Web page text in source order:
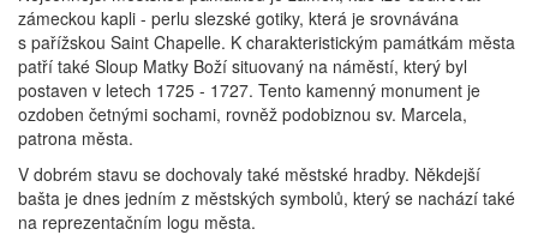
zámeckou kapli - perlu slezské gotiky, která je srovnávána
s pařížskou Saint Chapelle. K charakteristickým památkám města
patří také Sloup Matky Boží situovaný na náměstí, který byl
postaven v letech 1725 - 1727. Tento kamenný monument je
ozdoben četnými sochami, rovněž podobiznou sv. Marcela,
patrona města.
V dobrém stavu se dochovaly také městské hradby. Někdejší
bašta je dnes jedním z městských symbolů, který se nachází také
na reprezentačním logu města.